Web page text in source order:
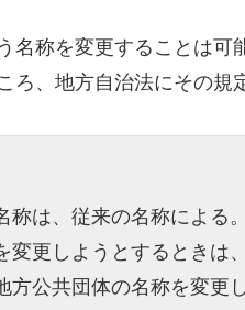
名称を変更することは可
ろ、地方自治法にその規
は、従来の名称による。
更しようとするときは
公共団体の名称を変更